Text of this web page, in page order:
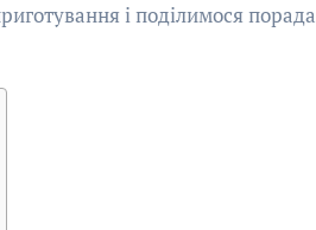
і поділимося